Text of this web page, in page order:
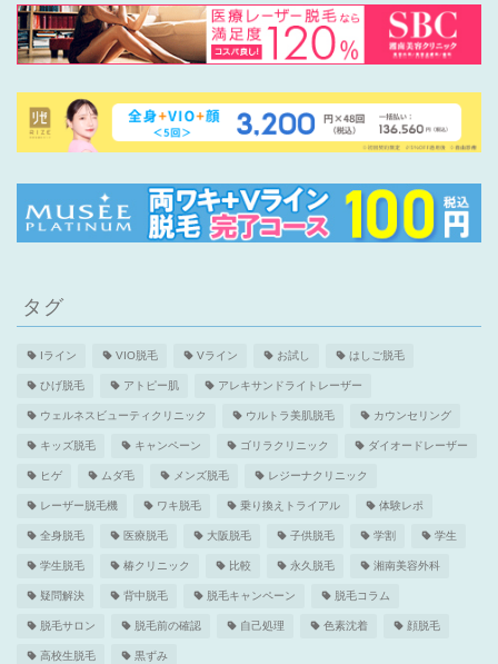
タグ
Iライン VIO脱毛 Vライン お試し はしご脱毛
ひげ脱毛 アトピー肌 アレキサンドライトレーザー
ウェルネスビューティクリニック ウルトラ美肌脱毛 カウンセリング
キッズ脱毛 キャンペーン ゴリラクリニック ダイオードレーザー
ヒゲ ムダ毛 メンズ脱毛 レジーナクリニック
レーザー脱毛機 ワキ脱毛 乗り換えトライアル 体験レポ
全身脱毛 医療脱毛 大阪脱毛 子供脱毛 学割 学生
学生脱毛 椿クリニック 比較 永久脱毛 湘南美容外科
疑問解決 背中脱毛 脱毛キャンペーン 脱毛コラム
脱毛サロン 脱毛前の確認 自己処理 色素沈着 顔脱毛
高校生脱毛 黒ずみ